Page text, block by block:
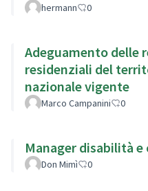
hermann 0
Adeguamento delle
residenziali del
nazionale vigente
Marco Campanini 0
Manager disabilità e
Don Mimì 0